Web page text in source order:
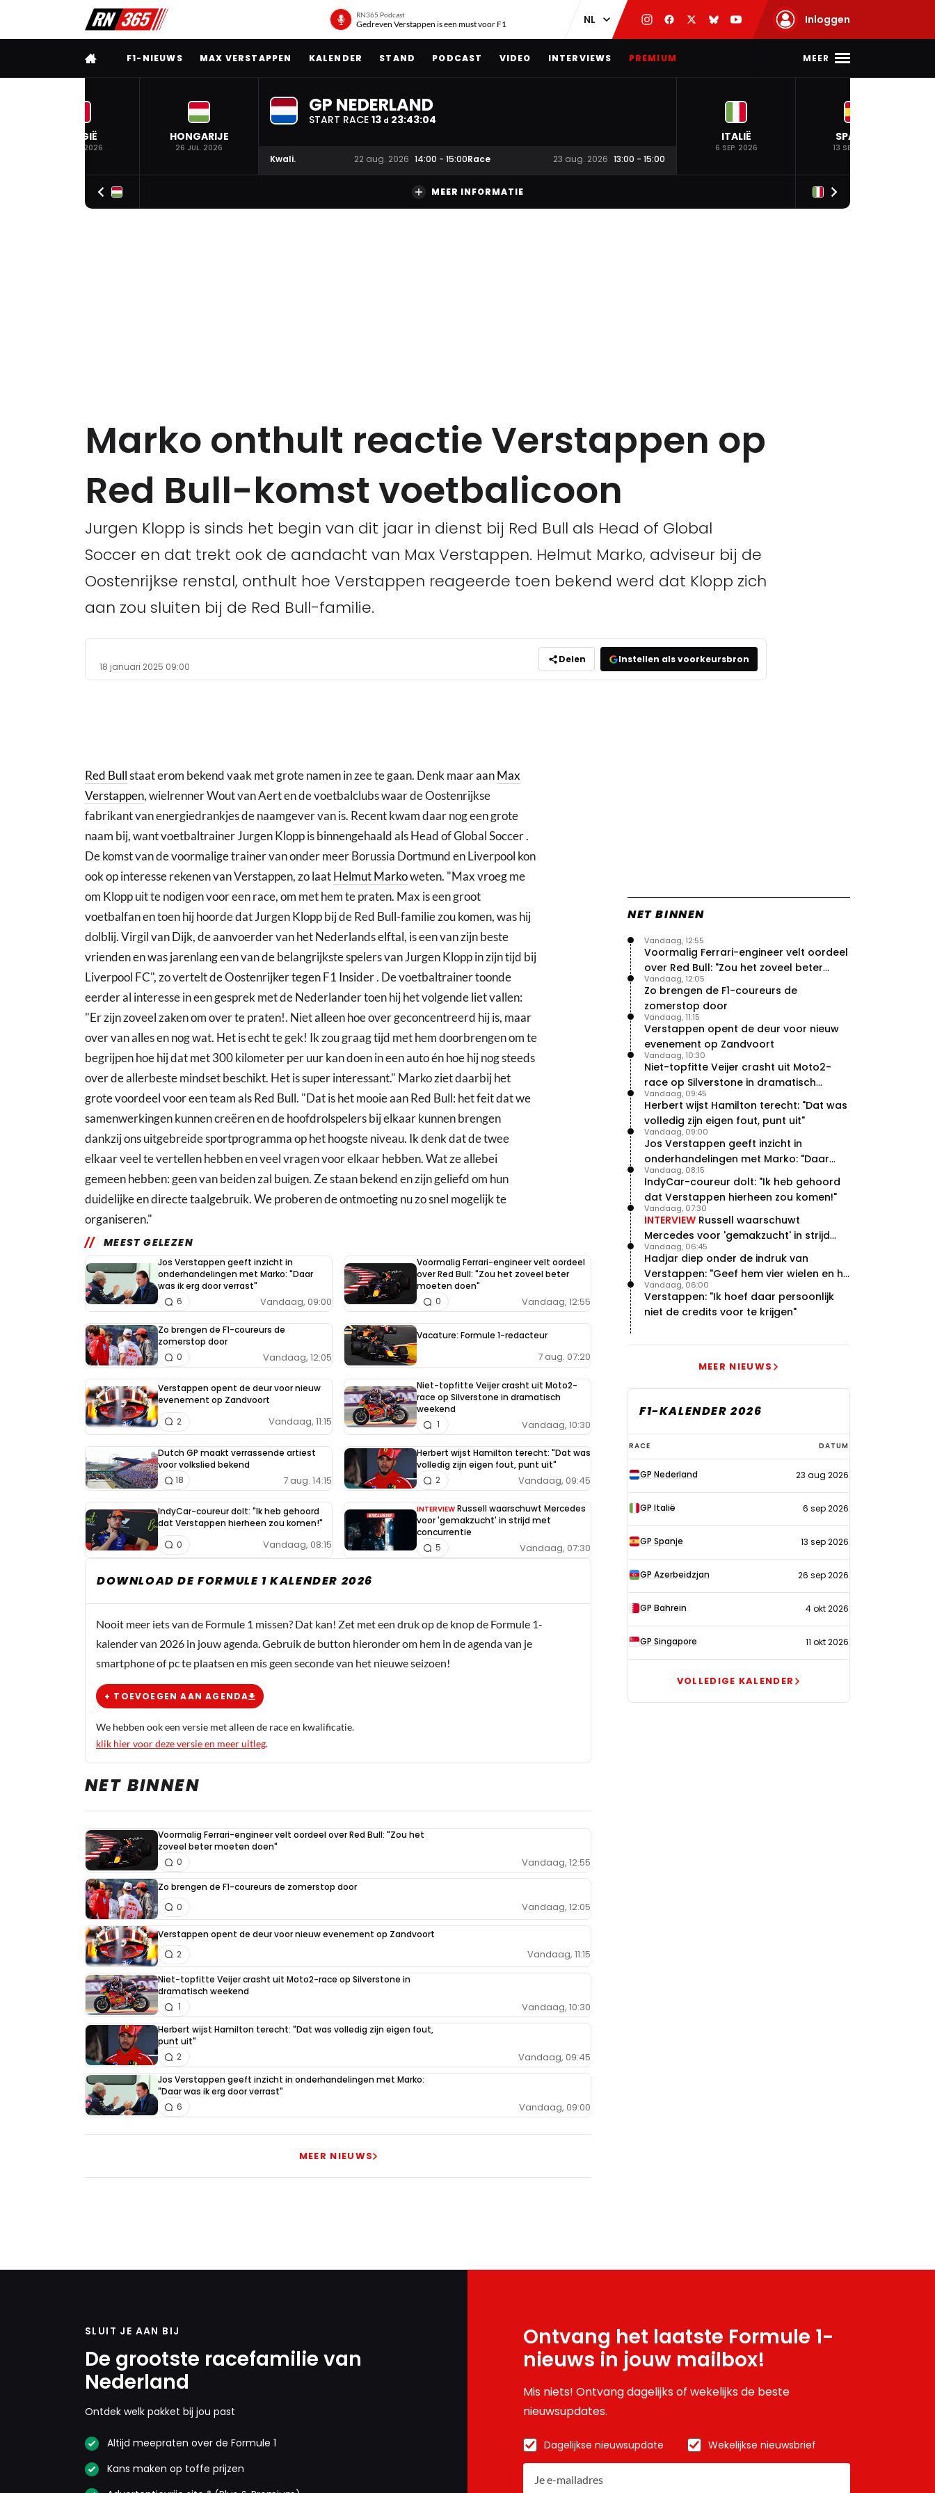
RN365 Podcast
Gedreven Verstappen is een must voor F1 Inloggen
VOLLEDIG MENU
F1-NIEUWS MAX VERSTAPPEN KALENDER STAND PODCAST VIDEO INTERVIEWS PREMIUM MEER
BELGIË
19 JUL. 2026
HONGARIJE
26 JUL. 2026
GP NEDERLAND
START RACE 13 d 23:43:03
Kwali. 22 aug. 2026 14:00 - 15:00Race 23 aug. 2026 13:00 - 15:00
ITALIË
6 SEP. 2026
SPANJE
13 SEP. 2026
MEER INFORMATIE
Marko onthult reactie Verstappen op
Red Bull-komst voetbalicoon
Jurgen Klopp is sinds het begin van dit jaar in dienst bij Red Bull als Head of Global
Soccer en dat trekt ook de aandacht van Max Verstappen. Helmut Marko, adviseur bij de
Oostenrijkse renstal, onthult hoe Verstappen reageerde toen bekend werd dat Klopp zich
aan zou sluiten bij de Red Bull-familie.
18 januari 2025 09:00
Delen Instellen als voorkeursbron
Red Bullstaat erom bekend vaak met grote namen in zee te gaan. Denk maar aanMax
Verstappen, wielrenner Wout van Aert en de voetbalclubs waar de Oostenrijkse
fabrikant van energiedrankjes de naamgever van is. Recent kwam daar nog een grote
naam bij, want voetbaltrainer Jurgen Klopp is binnengehaald als Head of Global Soccer .
De komst van de voormalige trainer van onder meer Borussia Dortmund en Liverpool kon
ook op interesse rekenen van Verstappen, zo laatHelmut Markoweten. "Max vroeg me
om Klopp uit te nodigen voor een race, om met hem te praten. Max is een groot
voetbalfan en toen hij hoorde dat Jurgen Klopp bij de Red Bull-familie zou komen, was hij
dolblij. Virgil van Dijk, de aanvoerder van het Nederlands elftal, is een van zijn beste
vrienden en was jarenlang een van de belangrijkste spelers van Jurgen Klopp in zijn tijd bij
Liverpool FC", zo vertelt de Oostenrijker tegen F1 Insider . De voetbaltrainer toonde
eerder al interesse in een gesprek met de Nederlander toen hij het volgende liet vallen:
"Er zijn zoveel zaken om over te praten!. Niet alleen hoe over geconcentreerd hij is, maar
over van alles en nog wat. Het is echt te gek! Ik zou graag tijd met hem doorbrengen om te
begrijpen hoe hij dat met 300 kilometer per uur kan doen in een auto én hoe hij nog steeds
over de allerbeste mindset beschikt. Het is super interessant." Marko ziet daarbij het
grote voordeel voor een team als Red Bull. "Dat is het mooie aan Red Bull: het feit dat we
samenwerkingen kunnen creëren en de hoofdrolspelers bij elkaar kunnen brengen
dankzij ons uitgebreide sportprogramma op het hoogste niveau. Ik denk dat de twee
elkaar veel te vertellen hebben en veel vragen voor elkaar hebben. Wat ze allebei
gemeen hebben: geen van beiden zal buigen. Ze staan bekend en zijn geliefd om hun
duidelijke en directe taalgebruik. We proberen de ontmoeting nu zo snel mogelijk te
organiseren."
MEEST GELEZEN
Jos Verstappen geeft inzicht in
onderhandelingen met Marko: "Daar
was ik erg door verrast"
Vandaag, 09:00
6
Voormalig Ferrari-engineer velt oordeel
over Red Bull: "Zou het zoveel beter
moeten doen"
Vandaag, 12:55
0
Zo brengen de F1-coureurs de
zomerstop door
Vandaag, 12:05
0
Vacature: Formule 1-redacteur
7 aug. 07:20
Verstappen opent de deur voor nieuw
evenement op Zandvoort
Vandaag, 11:15
2
Niet-topfitte Veijer crasht uit Moto2-
race op Silverstone in dramatisch
weekend
Vandaag, 10:30
1
Dutch GP maakt verrassende artiest
voor volkslied bekend
7 aug. 14:15
18
Herbert wijst Hamilton terecht: "Dat was
volledig zijn eigen fout, punt uit"
Vandaag, 09:45
2
IndyCar-coureur dolt: "Ik heb gehoord
dat Verstappen hierheen zou komen!"
Vandaag, 08:15
0
INTERVIEW Russell waarschuwt Mercedes
voor 'gemakzucht' in strijd met
concurrentie
Vandaag, 07:30
5
DOWNLOAD DE FORMULE 1 KALENDER 2026
Nooit meer iets van de Formule 1 missen? Dat kan! Zet met een druk op de knop de Formule 1-
kalender van 2026 in jouw agenda. Gebruik de button hieronder om hem in de agenda van je
smartphone of pc te plaatsen en mis geen seconde van het nieuwe seizoen!
+ TOEVOEGEN AAN AGENDA
We hebben ook een versie met alleen de race en kwalificatie.
klik hier voor deze versie en meer uitleg.
NET BINNEN
Voormalig Ferrari-engineer velt oordeel over Red Bull: "Zou het
zoveel beter moeten doen"
Vandaag, 12:55
0
Zo brengen de F1-coureurs de zomerstop door
Vandaag, 12:05
0
Verstappen opent de deur voor nieuw evenement op Zandvoort
Vandaag, 11:15
2
Niet-topfitte Veijer crasht uit Moto2-race op Silverstone in
dramatisch weekend
Vandaag, 10:30
1
Herbert wijst Hamilton terecht: "Dat was volledig zijn eigen fout,
punt uit"
Vandaag, 09:45
2
Jos Verstappen geeft inzicht in onderhandelingen met Marko:
"Daar was ik erg door verrast"
Vandaag, 09:00
6
MEER NIEUWS
NET BINNEN
Voormalig Ferrari-engineer velt oordeel
over Red Bull: "Zou het zoveel beter
moeten doen"
Vandaag, 12:55
Zo brengen de F1-coureurs de
zomerstop door
Vandaag, 12:05
Verstappen opent de deur voor nieuw
evenement op Zandvoort
Vandaag, 11:15
Niet-topfitte Veijer crasht uit Moto2-
race op Silverstone in dramatisch
weekend
Vandaag, 10:30
Herbert wijst Hamilton terecht: "Dat was
volledig zijn eigen fout, punt uit"
Vandaag, 09:45
Jos Verstappen geeft inzicht in
onderhandelingen met Marko: "Daar
was ik erg door verrast"
Vandaag, 09:00
IndyCar-coureur dolt: "Ik heb gehoord
dat Verstappen hierheen zou komen!"
Vandaag, 08:15
INTERVIEW Russell waarschuwt
Mercedes voor 'gemakzucht' in strijd
met concurrentie
Vandaag, 07:30
Hadjar diep onder de indruk van
Verstappen: "Geef hem vier wielen en hij
levert"
Vandaag, 06:45
Verstappen: "Ik hoef daar persoonlijk
niet de credits voor te krijgen"
Vandaag, 06:00
MEER NIEUWS
F1-KALENDER 2026
F1-
kalender
2026
RACE DATUM
GP Nederland 23 aug 2026
GP Italië 6 sep 2026
GP Spanje 13 sep 2026
GP Azerbeidzjan 26 sep 2026
GP Bahrein 4 okt 2026
GP Singapore 11 okt 2026
VOLLEDIGE KALENDER
SLUIT JE AAN BIJ
De grootste racefamilie van
Nederland
Ontdek welk pakket bij jou past
Altijd meepraten over de Formule 1
Kans maken op toffe prijzen
Ontvang het laatste Formule 1-
nieuws in jouw mailbox!
Mis niets! Ontvang dagelijks of wekelijks de beste
nieuwsupdates.
Dagelijkse nieuwsupdate Wekelijkse nieuwsbrief